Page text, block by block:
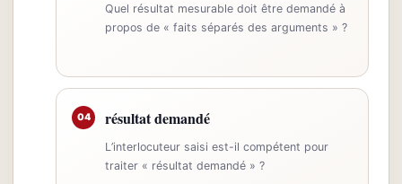
Quel résultat mesurable doit être demandé à
propos de « faits séparés des arguments » ?
04 résultat demandé
L’interlocuteur saisi est-il compétent pour
traiter « résultat demandé » ?